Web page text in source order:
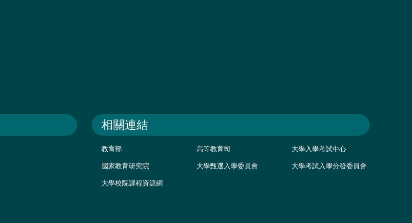
相關連結
教育部 高等教育司 大學入學考試中心
國家教育研究院 大學甄選入學委員會 大學考試入學分發委員會
大學校院課程資源網